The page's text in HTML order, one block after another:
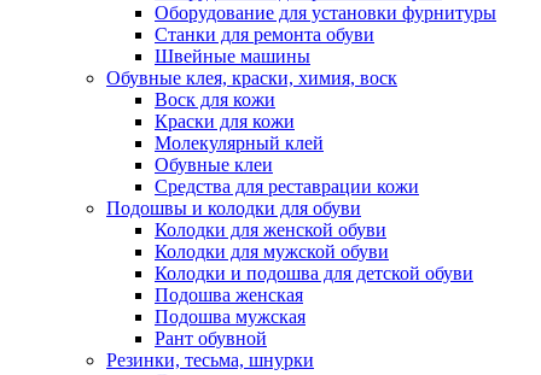
Оборудование для установки фурнитуры
Станки для ремонта обуви
Швейные машины
Обувные клея, краски, химия, воск
Воск для кожи
Краски для кожи
Молекулярный клей
Обувные клеи
Средства для реставрации кожи
Подошвы и колодки для обуви
Колодки для женской обуви
Колодки для мужской обуви
Колодки и подошва для детской обуви
Подошва женская
Подошва мужская
Рант обувной
Резинки, тесьма, шнурки